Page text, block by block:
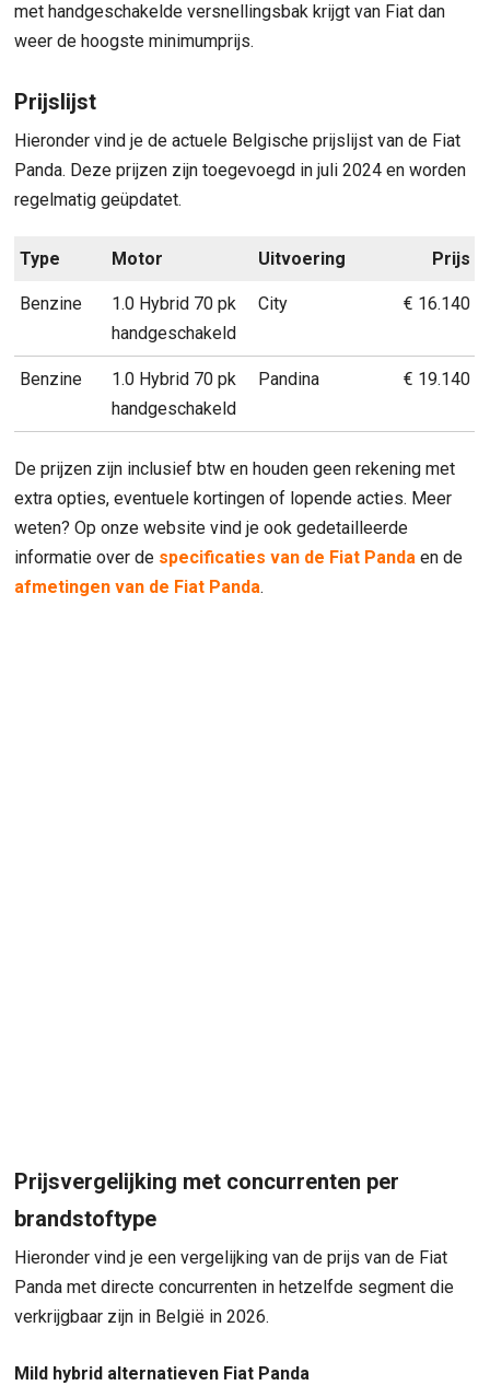
met handgeschakelde versnellingsbak krijgt van Fiat dan
weer de hoogste minimumprijs.
Prijslijst
Hieronder vind je de actuele Belgische prijslijst van de Fiat
Panda. Deze prijzen zijn toegevoegd in juli 2024 en worden
regelmatig geüpdatet.
Type Motor Uitvoering Prijs
Benzine
1.0 Hybrid 70 pk
handgeschakeld
City € 16.140
Benzine
1.0 Hybrid 70 pk
handgeschakeld
Pandina € 19.140
De prijzen zijn inclusief btw en houden geen rekening met
extra opties, eventuele kortingen of lopende acties. Meer
weten? Op onze website vind je ook gedetailleerde
informatie over de specificaties van de Fiat Panda en de
afmetingen van de Fiat Panda.
Prijsvergelijking met concurrenten per
brandstoftype
Hieronder vind je een vergelijking van de prijs van de Fiat
Panda met directe concurrenten in hetzelfde segment die
verkrijgbaar zijn in België in 2026.
Mild hybrid alternatieven Fiat Panda